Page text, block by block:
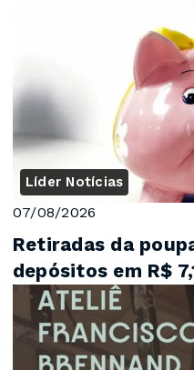
Líder Notícias
07/08/2026
Retiradas da
depósitos em R$